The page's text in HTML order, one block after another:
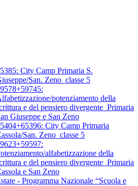
City Camp Primaria S.
San. Zeno_classe 5
potenziamento della
e del pensiero divergente_Primaria
Giuseppe e San Zeno
City Camp Primaria
San. Zeno_classe 5
alfabetizzazione della
e del pensiero divergente_Primaria
e San Zeno
- Programma Nazionale “Scuola e